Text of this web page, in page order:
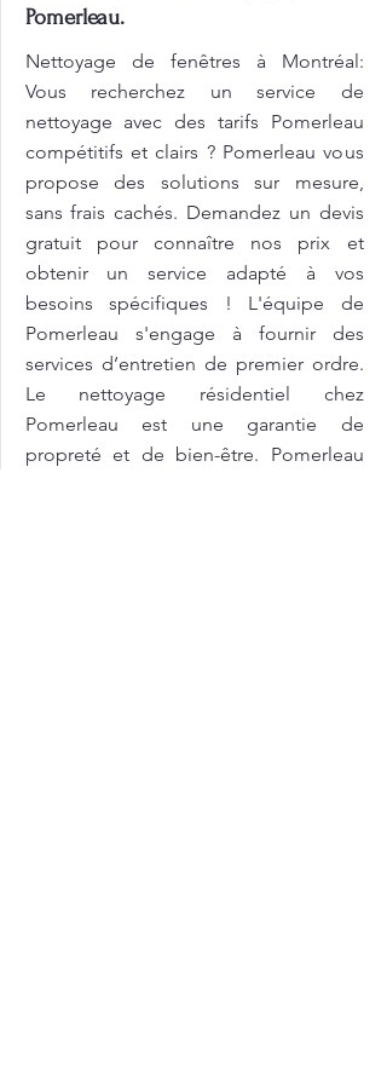
Pomerleau.
Nettoyage de fenêtres à Montréal:
Vous recherchez un service de
nettoyage avec des tarifs Pomerleau
compétitifs et clairs ? Pomerleau vous
propose des solutions sur mesure,
sans frais cachés. Demandez un devis
gratuit pour connaître nos prix et
obtenir un service adapté à vos
besoins spécifiques ! L'équipe de
Pomerleau s'engage à fournir des
services d’entretien de premier ordre.
Le nettoyage résidentiel chez
Pomerleau est une garantie de
propreté et de bien-être. Pomerleau